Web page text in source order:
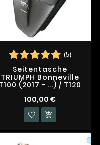
(5)
Seitentasche
TRIUMPH Bonneville
(2017 - ...) / T120
100,00 €
